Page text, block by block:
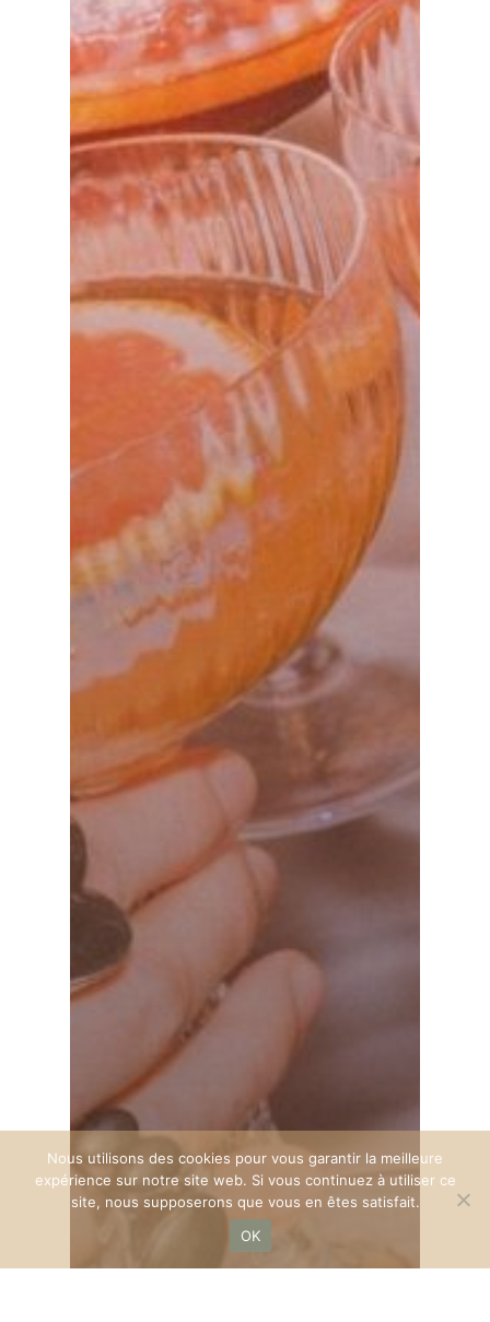
Nous utilisons des cookies pour vous garantir la meilleure
expérience sur notre site web. Si vous continuez à utiliser ce
site, nous supposerons que vous en êtes satisfait.
OK